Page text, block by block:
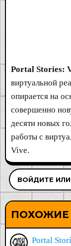
Portal Stories:
виртуальной
опирается на
совершенно
десяти новых
работы с
Vive.
ВОЙДИТЕ
Portal